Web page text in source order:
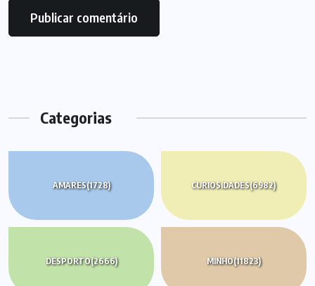
Categorias
AMARES(1728) CURIOSIDADES(6982)
DESPORTO(2666) MINHO(11823)